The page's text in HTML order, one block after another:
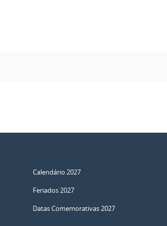
Calendário 2027
Feriados 2027
Datas Comemorativas 2027